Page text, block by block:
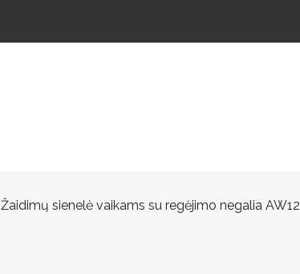
Žaidimų sienelė vaikams su regėjimo negalia AW12